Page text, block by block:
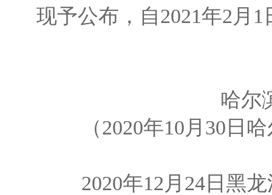
现予公布，自2021年2月
哈尔
（2020年10月30日哈
2020年12月24日黑龙